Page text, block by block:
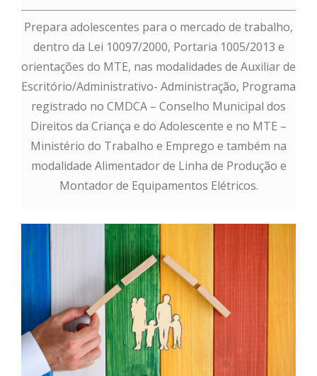
Prepara adolescentes para o mercado de trabalho,
dentro da Lei 10097/2000, Portaria 1005/2013 e
orientações do MTE, nas modalidades de Auxiliar de
Escritório/Administrativo- Administração, Programa
registrado no CMDCA – Conselho Municipal dos
Direitos da Criança e do Adolescente e no MTE –
Ministério do Trabalho e Emprego e também na
modalidade Alimentador de Linha de Produção e
Montador de Equipamentos Elétricos.